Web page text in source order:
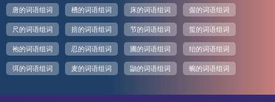
唐的词语组词 槽的词语组词 床的词语组词 倔的词语组词
尺的词语组词 掊的词语组词 节的词语组词 蜇的词语组词
袍的词语组词 忍的词语组词 圃的词语组词 绐的词语组词
弭的词语组词 麦的词语组词 鼬的词语组词 蜿的词语组词